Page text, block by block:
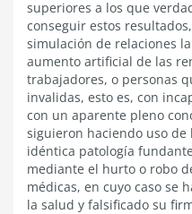
superiores a los que
conseguir estos
simulación de relaciones
aumento artificial de las
trabajadores, o personas
invalidas, esto es, con
con un aparente pleno
siguieron haciendo uso
idéntica patología
mediante el hurto o robo
médicas, en cuyo caso se
la salud y falsificado su